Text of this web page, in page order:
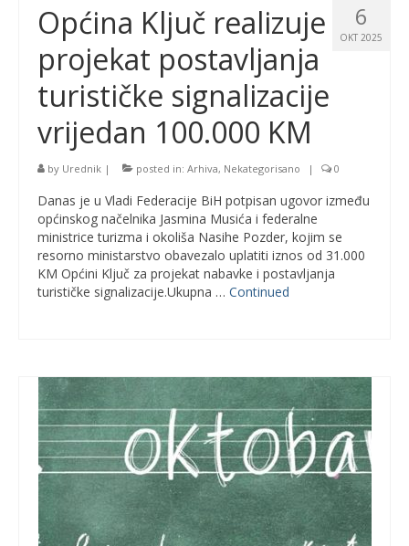
6
OKT 2025
Općina Ključ realizuje
projekat postavljanja
turističke signalizacije
vrijedan 100.000 KM
by Urednik | posted in: Arhiva, Nekategorisano | 0
Danas je u Vladi Federacije BiH potpisan ugovor između
općinskog načelnika Jasmina Musića i federalne
ministrice turizma i okoliša Nasihe Pozder, kojim se
resorno ministarstvo obavezalo uplatiti iznos od 31.000
KM Općini Ključ za projekat nabavke i postavljanja
turističke signalizacije.Ukupna … Continued